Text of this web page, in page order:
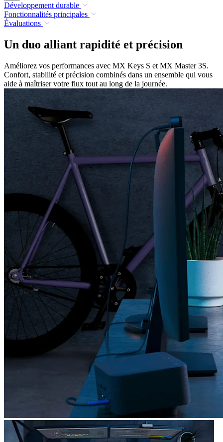
Développement durable
Fonctionnalités principales
Évaluations
Un duo alliant rapidité et précision
Améliorez vos performances avec MX Keys S et MX Master 3S.
Confort, stabilité et précision combinés dans un ensemble qui vous
aide à maîtriser votre flux tout au long de la journée.